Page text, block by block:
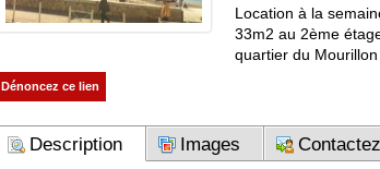
Location à la
33m2 au 2ème
quartier du Mourillon
Dénoncez ce lien
Description Images